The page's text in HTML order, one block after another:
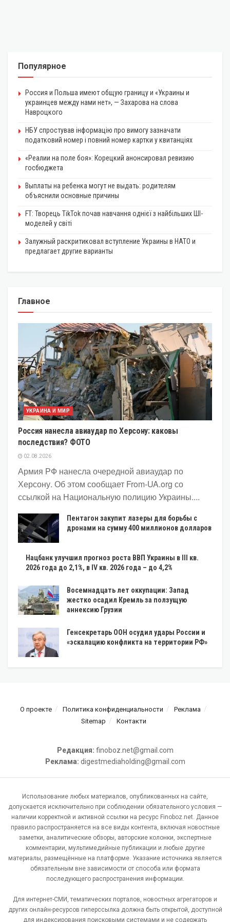
Популярное
Россия и Польша имеют общую границу и «Украины и
украинцев между нами нет», — Захарова на слова
Навроцкого
НБУ спростував інформацію про вимогу зазначати
податковий номер і повний номер картки у квитанціях
«Реалии на поле боя»: Корецкий анонсировал ревизию
госбюджета
Выплаты на ребенка могут не выдать: родителям
объяснили основные причины
FT: Творець TikTok почав навчання однієї з найбільших ШІ-
моделей у світі
Залужный раскритиковал вступление Украины в НАТО и
предлагает другие варианты
Главное
УКРАИНА И МИР
Россия нанесла авиаудар по Херсону: каковы
последствия? ФОТО
02.08.2026
Армия РФ нанесла очередной авиаудар по
Херсону. Об этом сообщает From-UA.org со
ссылкой на Национальную полицию Украины....
Пентагон закупит лазеры для борьбы с
дронами на сумму 400 миллионов долларов
Нацбанк улучшил прогноз роста ВВП Украины в III кв.
2026 года до 2,1%, в IV кв. 2026 года – до 4,2%
Восемнадцать лет оккупации: Запад
жестко осадил Кремль за ползущую
аннексию Грузии
Генсекретарь ООН осудил удары России и
«эскалацию конфликта на территории РФ»
О проекте Политика конфиденциальности
Реклама
Sitemap
Контакти
Редакция: finoboz.net@gmail.com
Реклама: digestmediaholding@gmail.com
Использование любых материалов, опубликованных на сайте,
допускается исключительно при соблюдении обязательного условия —
наличии корректной и активной ссылки на ресурс Finoboz.net. Данное
правило распространяется на все виды контента, включая новостные
заметки, аналитические обзоры, авторские колонки, экспертные
комментарии, мультимедийные публикации и любые другие
материалы, размещённые на платформе. Указание источника является
обязательным вне зависимости от способа или формата
последующего распространения информации.
Для интернет-СМИ, тематических порталов, новостных агрегаторов и
других онлайн-ресурсов гиперссылка должна быть открытой, доступной
для индексирования поисковыми системами и не содержать